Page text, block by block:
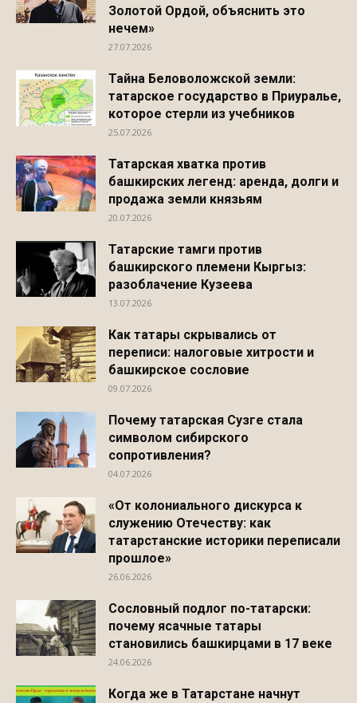
Золотой Ордой, объяснить это
нечем»
27.07.2026
Тайна Беловоложской земли:
татарское государство в Приуралье,
которое стерли из учебников
25.07.2026
Татарская хватка против
башкирских легенд: аренда, долги и
продажа земли князьям
20.07.2026
Татарские тамги против
башкирского племени Кыргыз:
разоблачение Кузеева
13.07.2026
Как татары скрывались от
переписи: налоговые хитрости и
башкирское сословие
09.07.2026
Почему татарская Сузге стала
символом сибирского
сопротивления?
04.07.2026
«От колониального дискурса к
служению Отечеству: как
татарстанские историки переписали
прошлое»
26.06.2026
Сословный подлог по-татарски:
почему ясачные татары
становились башкирцами в 17 веке
24.06.2026
Когда же в Татарстане начнут